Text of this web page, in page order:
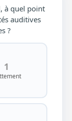
à quel point
auditives
?
1